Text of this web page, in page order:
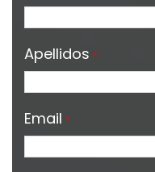
Apellidos *
Email *